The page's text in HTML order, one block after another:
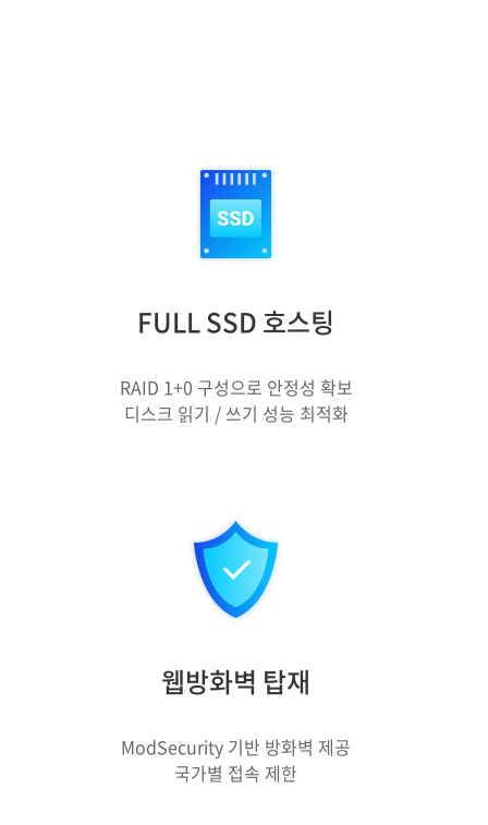
FULL SSD 호스팅
RAID 1+0 구성으로 안정성 확보
디스크 읽기 / 쓰기 성능 최적화
웹방화벽 탑재
ModSecurity 기반 방화벽 제공
국가별 접속 제한